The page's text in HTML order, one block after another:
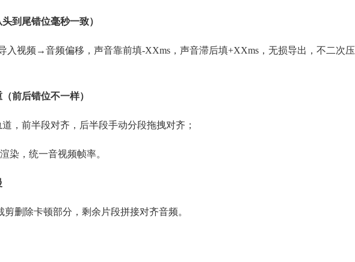
到尾错位毫秒一致）
导入视频→音频偏移，声音靠前填-XXms，声音滞后填+XXms，无损导出，不二次压
前后错位不一样）
，前半段对齐，后半段手动分段拖拽对齐；
染，统一音视频帧率。
删除卡顿部分，剩余片段拼接对齐音频。